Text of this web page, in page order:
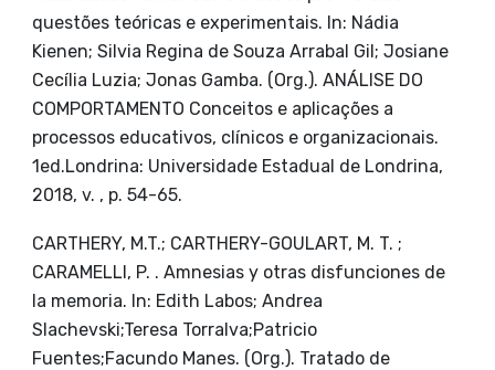
questões teóricas e experimentais. In: Nádia
Kienen; Silvia Regina de Souza Arrabal Gil; Josiane
Cecília Luzia; Jonas Gamba. (Org.). ANÁLISE DO
COMPORTAMENTO Conceitos e aplicações a
processos educativos, clínicos e organizacionais.
1ed.Londrina: Universidade Estadual de Londrina,
2018, v. , p. 54-65.
CARTHERY, M.T.; CARTHERY-GOULART, M. T. ;
CARAMELLI, P. . Amnesias y otras disfunciones de
la memoria. In: Edith Labos; Andrea
Slachevski;Teresa Torralva;Patricio
Fuentes;Facundo Manes. (Org.). Tratado de